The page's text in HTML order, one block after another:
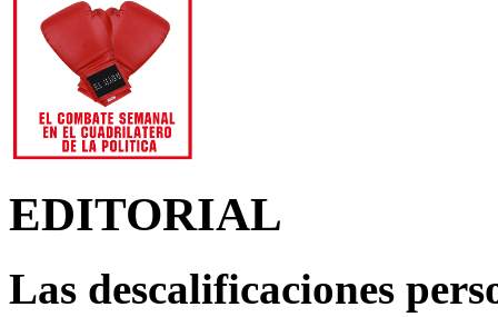
EDITORIAL
Las descalificaciones